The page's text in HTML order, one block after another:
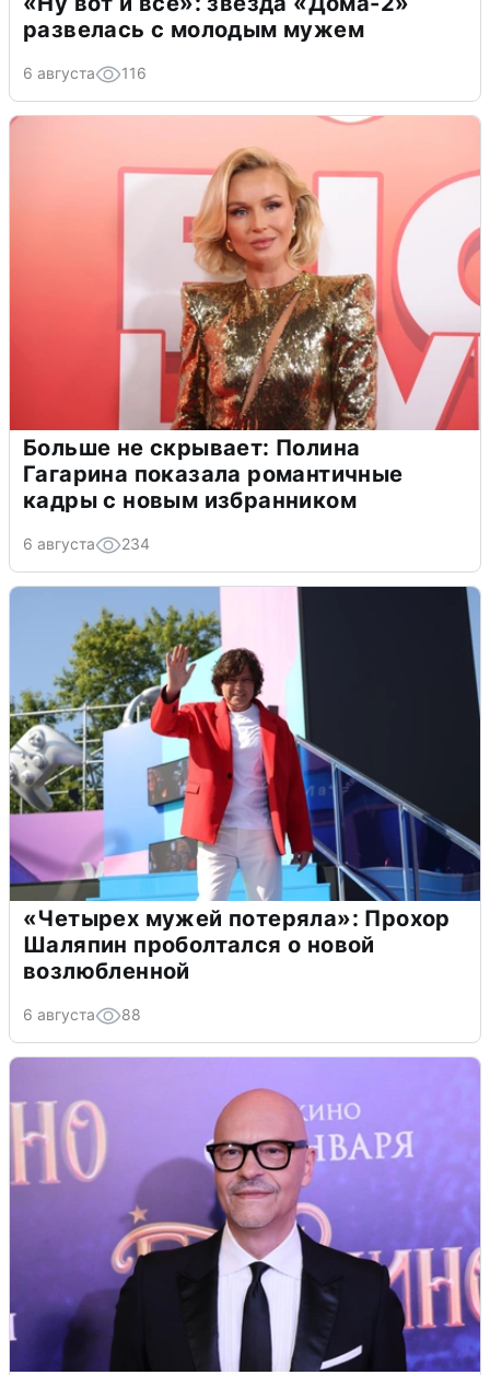
развелась с молодым мужем
6 августа 116
Больше не скрывает: Полина
Гагарина показала романтичные
кадры с новым избранником
6 августа 234
«Четырех мужей потеряла»: Прохор
Шаляпин проболтался о новой
возлюбленной
6 августа 88